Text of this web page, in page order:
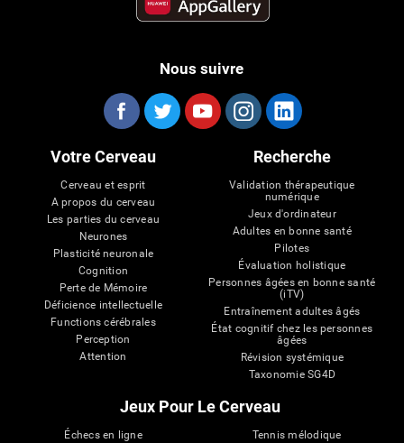
Nous suivre
Votre Cerveau
Cerveau et esprit
A propos du cerveau
Les parties du cerveau
Neurones
Plasticité neuronale
Cognition
Perte de Mémoire
Déficience intellectuelle
Functions cérébrales
Perception
Attention
Recherche
Validation thérapeutique
numérique
Jeux d'ordinateur
Adultes en bonne santé
Pilotes
Évaluation holistique
Personnes âgées en bonne santé
(iTV)
Entraînement adultes âgés
État cognitif chez les personnes
âgées
Révision systémique
Taxonomie SG4D
Jeux Pour Le Cerveau
Échecs en ligne
Tennis mélodique